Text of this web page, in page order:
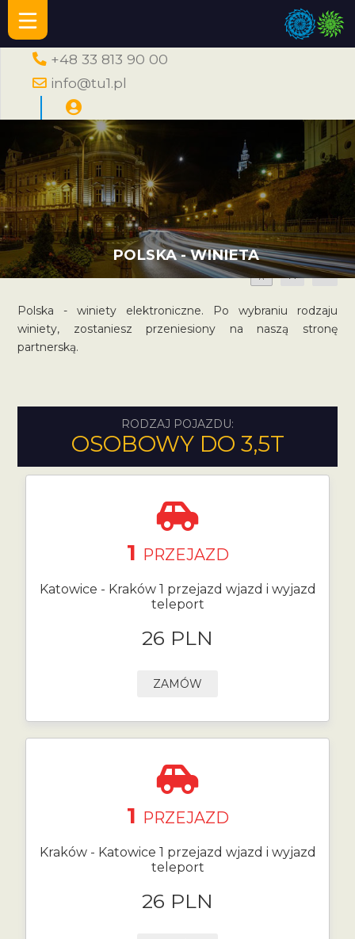
+48 33 813 90 00
info@tu1.pl
POLSKA - WINIETA
A A A
Polska - winiety elektroniczne. Po wybraniu rodzaju
winiety, zostaniesz przeniesiony na naszą stronę
partnerską.
RODZAJ POJAZDU:
OSOBOWY DO 3,5T
1 PRZEJAZD
Katowice - Kraków 1 przejazd wjazd i wyjazd
teleport
26 PLN
ZAMÓW
1 PRZEJAZD
Kraków - Katowice 1 przejazd wjazd i wyjazd
teleport
26 PLN